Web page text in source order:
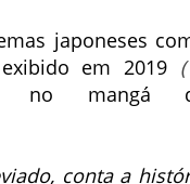
japoneses
em 2019
no mangá
conta a